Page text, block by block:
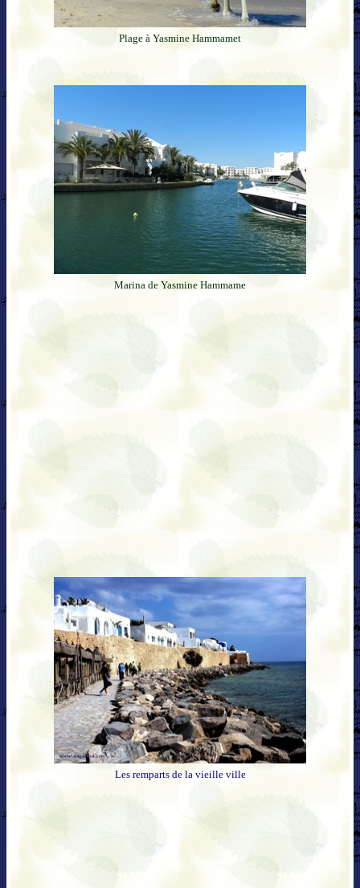
Plage à Yasmine Hammamet
Marina de Yasmine Hammame
Les remparts de la vieille ville